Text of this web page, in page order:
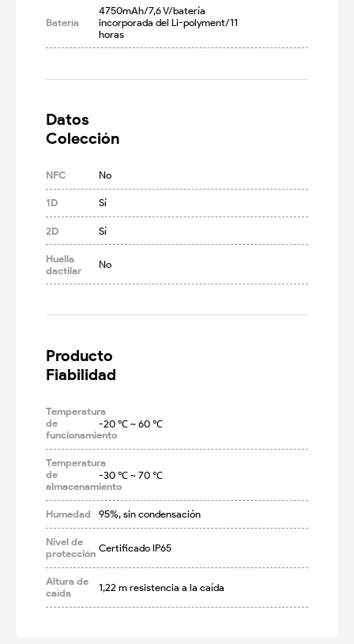
Batería
4750mAh/7,6 V/batería
incorporada del Li-polyment/11
horas
Datos
Colección
NFC No
1D Sí
2D Sí
Huella
dactilar
No
Producto
Fiabilidad
Temperatura
de
funcionamiento
-20 ℃ ~ 60 ℃
Temperatura
de
almacenamiento
-30 ℃ ~ 70 ℃
Humedad 95%, sin condensación
Nivel de
protección Certificado IP65
Altura de
caída
1,22 m resistencia a la caída